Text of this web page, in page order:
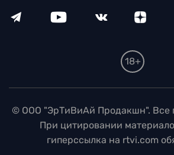
18+
© ООО "ЭрТиВиАй Продакшн". Все
При цитировании
гиперссылка на rtvi.com